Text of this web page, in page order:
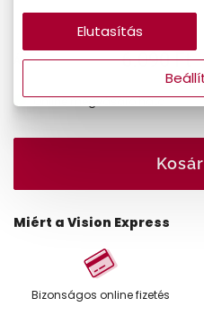
Ár: 6.090 Ft
Online megvásárolható
Miért a Vision Express
Bizonságos online fizetés
Elutasítás